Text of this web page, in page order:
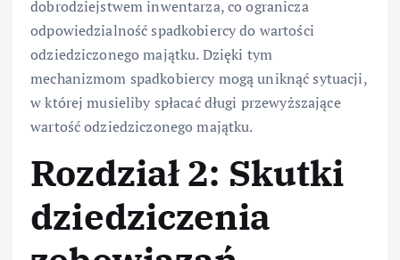
dobrodziejstwem inwentarza, co ogranicza
odpowiedzialność spadkobiercy do wartości
odziedziczonego majątku. Dzięki tym
mechanizmom spadkobiercy mogą uniknąć sytuacji,
w której musieliby spłacać długi przewyższające
wartość odziedziczonego majątku.
Rozdział 2: Skutki
dziedziczenia